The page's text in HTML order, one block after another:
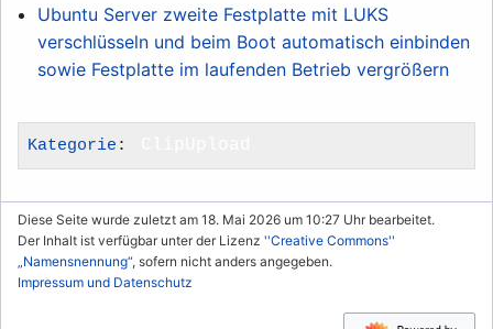
Ubuntu Server zweite Festplatte mit LUKS
verschlüsseln und beim Boot automatisch einbinden
sowie Festplatte im laufenden Betrieb vergrößern
Kategorie :
Diese Seite wurde zuletzt am 18. Mai 2026 um 10:27 Uhr bearbeitet.
Der Inhalt ist verfügbar unter der Lizenz ''Creative Commons''
„Namensnennung“, sofern nicht anders angegeben.
Impressum und Datenschutz